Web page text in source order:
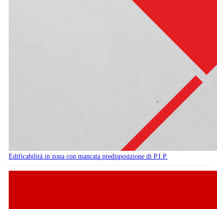
Edificabilità in zona con mancata predisposizione di P.I.P.